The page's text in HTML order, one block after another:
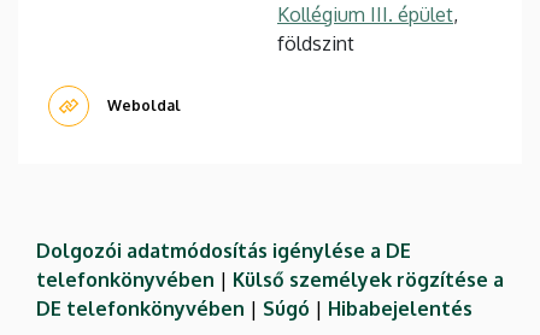
Kollégium III. épület,
földszint
Weboldal
Dolgozói adatmódosítás igénylése a DE
telefonkönyvében | Külső személyek rögzítése a
DE telefonkönyvében | Súgó | Hibabejelentés